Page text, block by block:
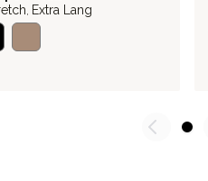
, Extra Lang